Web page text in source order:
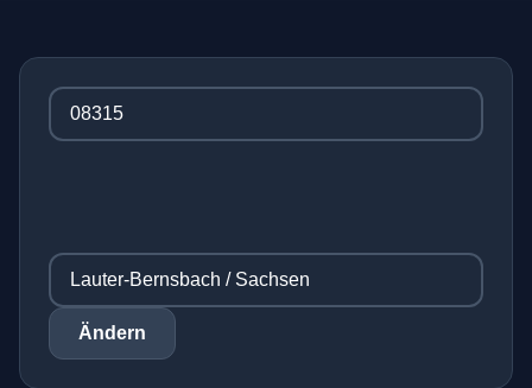
Ändern